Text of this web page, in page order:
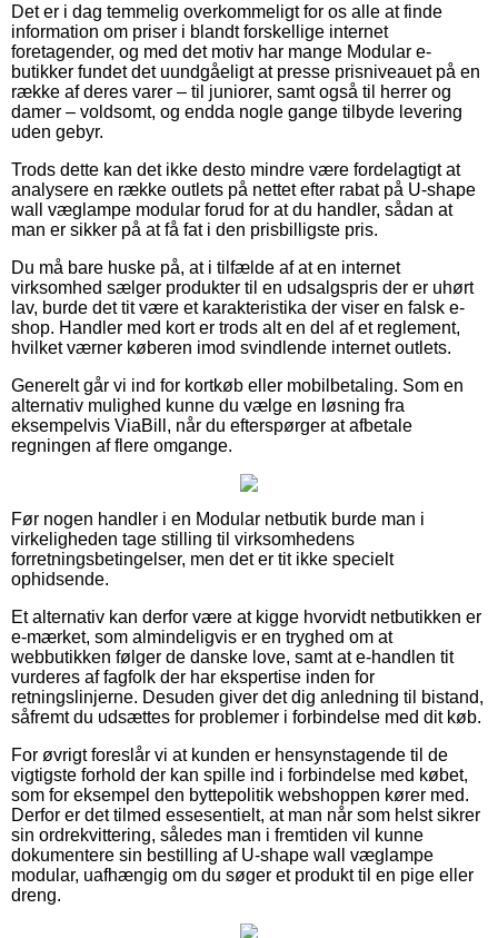
Det er i dag temmelig overkommeligt for os alle at finde
information om priser i blandt forskellige internet
foretagender, og med det motiv har mange Modular e-
butikker fundet det uundgåeligt at presse prisniveauet på en
række af deres varer – til juniorer, samt også til herrer og
damer – voldsomt, og endda nogle gange tilbyde levering
uden gebyr.
Trods dette kan det ikke desto mindre være fordelagtigt at
analysere en række outlets på nettet efter rabat på U-shape
wall væglampe modular forud for at du handler, sådan at
man er sikker på at få fat i den prisbilligste pris.
Du må bare huske på, at i tilfælde af at en internet
virksomhed sælger produkter til en udsalgspris der er uhørt
lav, burde det tit være et karakteristika der viser en falsk e-
shop. Handler med kort er trods alt en del af et reglement,
hvilket værner køberen imod svindlende internet outlets.
Generelt går vi ind for kortkøb eller mobilbetaling. Som en
alternativ mulighed kunne du vælge en løsning fra
eksempelvis ViaBill, når du efterspørger at afbetale
regningen af flere omgange.
Før nogen handler i en Modular netbutik burde man i
virkeligheden tage stilling til virksomhedens
forretningsbetingelser, men det er tit ikke specielt
ophidsende.
Et alternativ kan derfor være at kigge hvorvidt netbutikken er
e-mærket, som almindeligvis er en tryghed om at
webbutikken følger de danske love, samt at e-handlen tit
vurderes af fagfolk der har ekspertise inden for
retningslinjerne. Desuden giver det dig anledning til bistand,
såfremt du udsættes for problemer i forbindelse med dit køb.
For øvrigt foreslår vi at kunden er hensynstagende til de
vigtigste forhold der kan spille ind i forbindelse med købet,
som for eksempel den byttepolitik webshoppen kører med.
Derfor er det tilmed essesentielt, at man når som helst sikrer
sin ordrekvittering, således man i fremtiden vil kunne
dokumentere sin bestilling af U-shape wall væglampe
modular, uafhængig om du søger et produkt til en pige eller
dreng.